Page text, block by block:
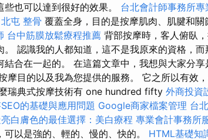
也可以達到很好的效果。 台北會計師事務所專
北屯 整骨 覆蓋全身，目的是按摩肌肉、肌腱和關
台中筋膜放鬆療程推薦 背部按摩時，客人俯臥
認識我的人都知道，這不是我原來的資格，
合在一起的。 在這篇文章中，我想與大家分享
摩目的以及我為您提供的服務。 它之所以有效
瑞典式按摩技術有 one hundred fifty 外商投資
的基礎與應用問題 Google商家檔案管理 台
白膚色的最佳選擇：美白療程 專業會計事務所
以是強的、輕的、慢的、快的。 HTML基礎知